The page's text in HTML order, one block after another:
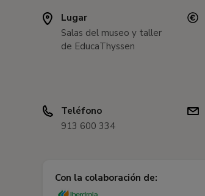
Lugar
Salas del museo y taller
de EducaThyssen
Teléfono
913 600 334
Con la colaboración de: